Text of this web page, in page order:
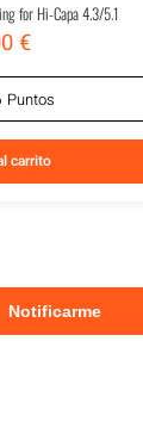
for Hi-Capa 4.3/5.1
€
Puntos
carrito